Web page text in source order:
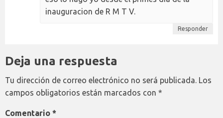
inauguracion de R M T V.
Responder
Deja una respuesta
Tu dirección de correo electrónico no será publicada. Los
campos obligatorios están marcados con *
Comentario *